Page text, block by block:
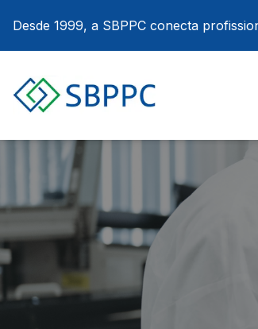
Desde 1999, a SBPPC conecta